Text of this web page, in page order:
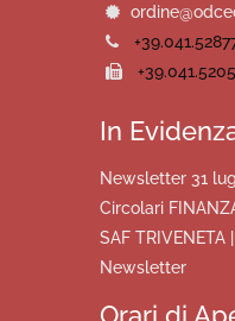
In
Newsletter 31
Circolari
SAF
Newsletter